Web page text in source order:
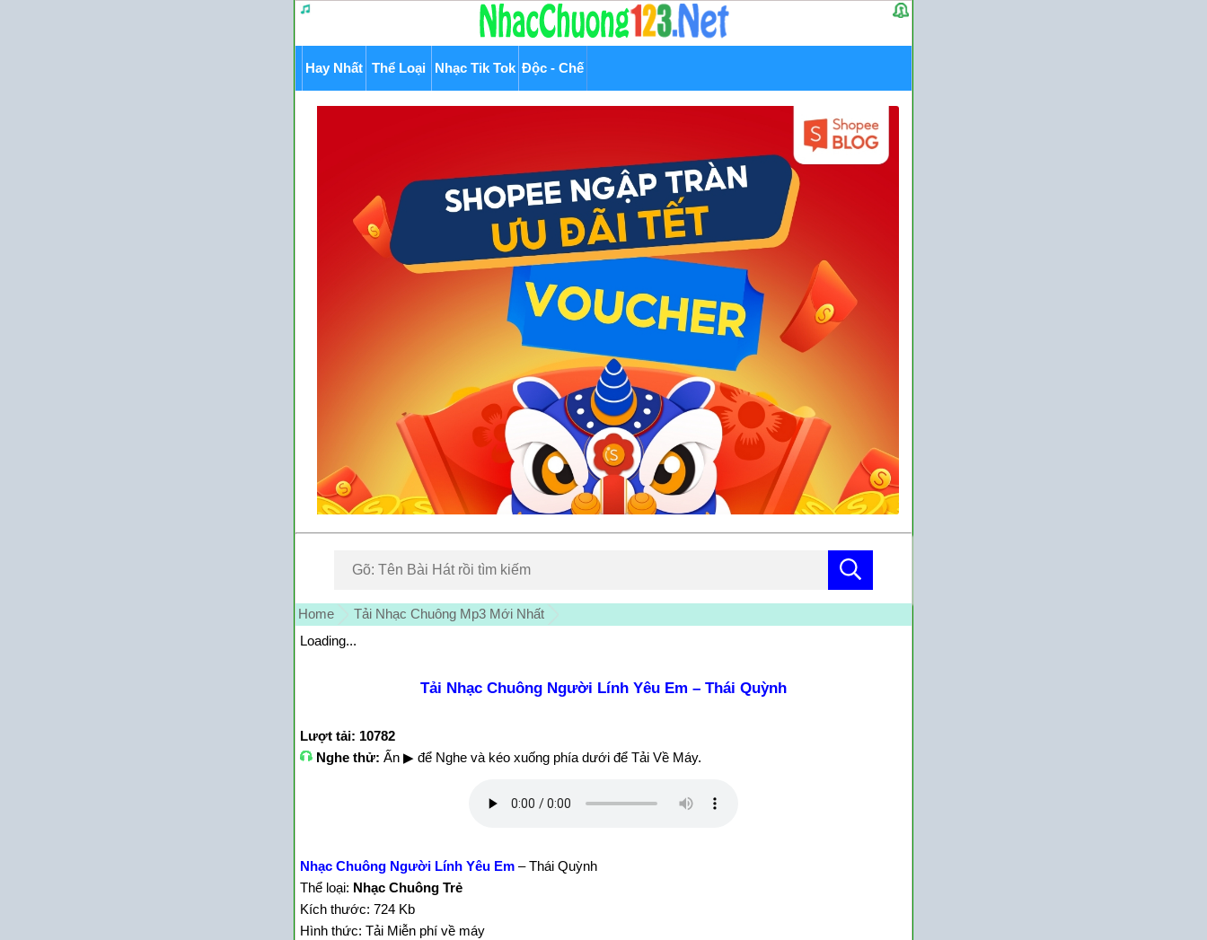
Hay Nhất Thể Loại Nhạc Tik Tok Độc - Chế
Home
Tải Nhạc Chuông Mp3 Mới Nhất
Loading...
Tải Nhạc Chuông Người Lính Yêu Em – Thái Quỳnh
Lượt tải: 10782
Nghe thử: Ấn ▶ để Nghe và kéo xuống phía dưới để Tải Về Máy.
Nhạc Chuông Người Lính Yêu Em – Thái Quỳnh
Thể loại: Nhạc Chuông Trẻ
Kích thước: 724 Kb
Hình thức: Tải Miễn phí về máy